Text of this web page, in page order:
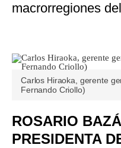
macrorregiones
Carlos Hiraoka, gerente
Fernando Criollo)
ROSARIO
PRESIDENTA